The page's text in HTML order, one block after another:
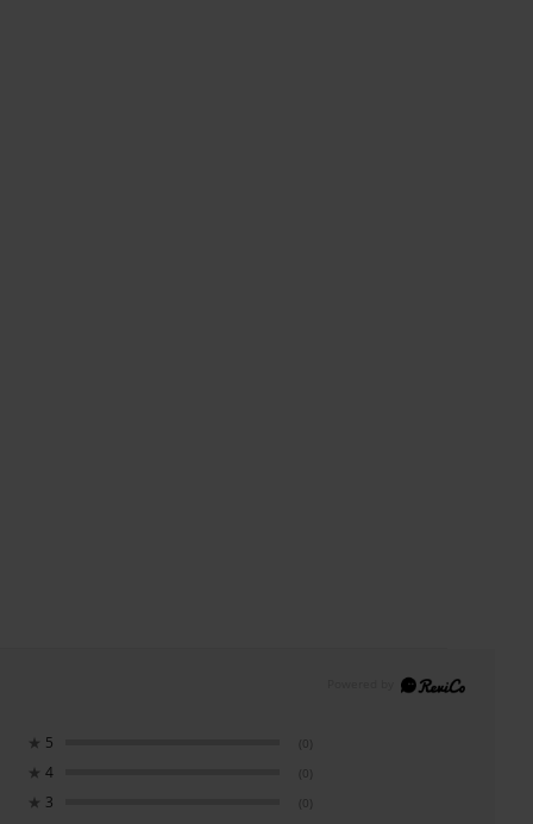
★ 5 (0)
★ 4 (0)
★ 3 (0)